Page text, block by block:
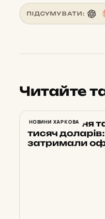
ПІДСУМУВАТИ:
Читайте
НОВИНИ ХАРКОВА
Бронювання
тисяч
затримали